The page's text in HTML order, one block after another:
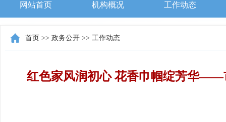
网站首页 机构概况 工作动态
首页 >> 政务公开 >> 工作动态
红色家风润初心 花香巾帼绽芳华——